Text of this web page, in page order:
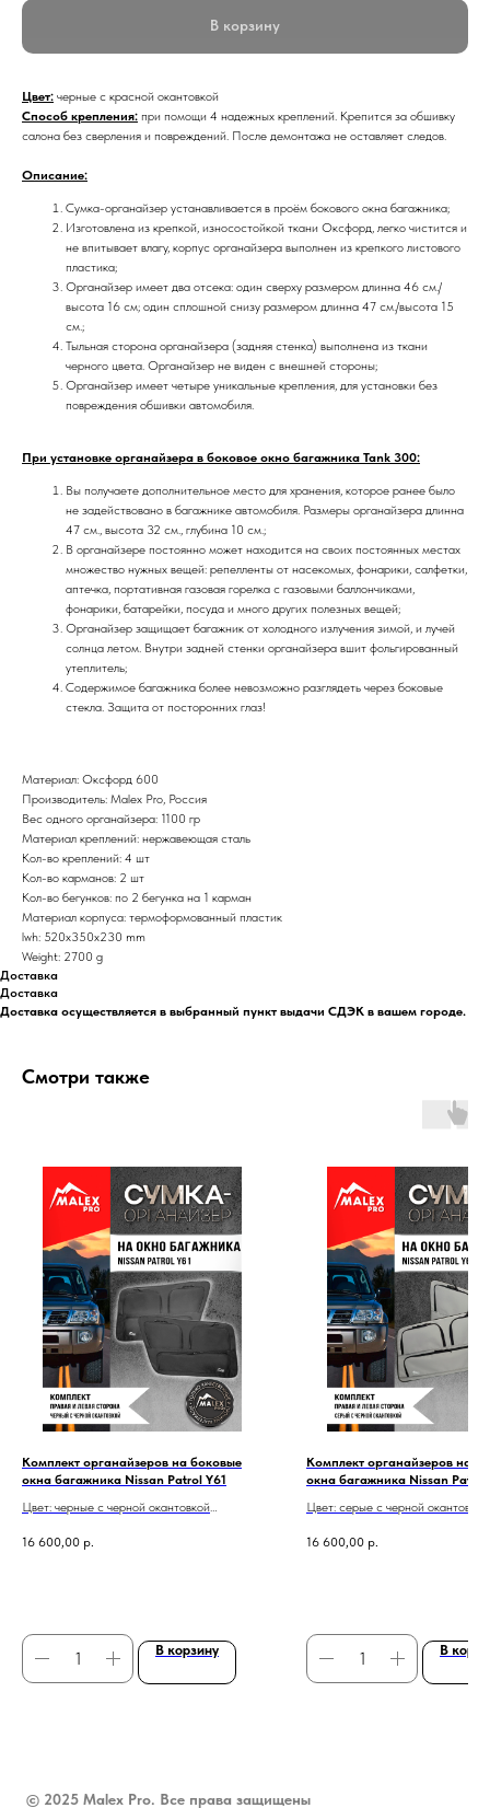
В корзину
Цвет: черные с красной окантовкой
Способ крепления: при помощи 4 надежных креплений. Крепится за обшивку
салона без сверления и повреждений. После демонтажа не оставляет следов.
Описание:
Сумка-органайзер устанавливается в проём бокового окна багажника;
Изготовлена из крепкой, износостойкой ткани Оксфорд, легко чистится и
не впитывает влагу, корпус органайзера выполнен из крепкого листового
пластика;
Органайзер имеет два отсека: один сверху размером длинна 46 см./
высота 16 см; один сплошной снизу размером длинна 47 см./высота 15
см.;
Тыльная сторона органайзера (задняя стенка) выполнена из ткани
черного цвета. Органайзер не виден с внешней стороны;
Органайзер имеет четыре уникальные крепления, для установки без
повреждения обшивки автомобиля.
При установке органайзера в боковое окно багажника Tank 300:
Вы получаете дополнительное место для хранения, которое ранее было
не задействовано в багажнике автомобиля. Размеры органайзера длинна
47 см., высота 32 см., глубина 10 см.;
В органайзере постоянно может находится на своих постоянных местах
множество нужных вещей: репелленты от насекомых, фонарики, салфетки,
аптечка, портативная газовая горелка с газовыми баллончиками,
фонарики, батарейки, посуда и много других полезных вещей;
Органайзер защищает багажник от холодного излучения зимой, и лучей
солнца летом. Внутри задней стенки органайзера вшит фольгированный
утеплитель;
Содержимое багажника более невозможно разглядеть через боковые
стекла. Защита от посторонних глаз!
Материал: Оксфорд 600
Производитель: Malex Pro, Россия
Вес одного органайзера: 1100 гр
Материал креплений: нержавеющая сталь
Кол-во креплений: 4 шт
Кол-во карманов: 2 шт
Кол-во бегунков: по 2 бегунка на 1 карман
Материал корпуса: термоформованный пластик
lwh: 520x350x230 mm
Weight: 2700 g
Доставка
Доставка
Доставка осуществляется в выбранный пункт выдачи СДЭК в вашем городе.
Смотри также
Комплект органайзеров на боковые
окна багажника Nissan Patrol Y61
Цвет: черные с черной окантовкой
Бесплатная доставка по всей России
16 600,00 р.
В корзину
Комплект органайзеров на
окна багажника Nissan Patrol
Цвет: серые с черной окантовкой
Бесплатная доставка по всей
16 600,00 р.
В
© 2025 Malex Pro. Все права защищены